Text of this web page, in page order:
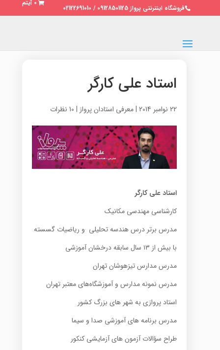
فروشگاه اینترنتی پرواز 09128501125 / 02122691010
0 آیتم
استاد علی کارگر
22 نوامبر 2014 |معرفی استادان پرواز | 10 نظرات
استاد علی کارگر
کارشناسی مهندسی مکانیک
مدرس برتر درس هندسه تحلیلی و ریاضیات گسسته
با بیش از ۱۳ سال سابقه درخشان آموزشی
مدرس مدارس تیزهوشان تهران
مدرس نمونه مدارس و آموزشگاه‌های معتبر تهران
استاد پروازی به شهر های بزرگ کشور
مدرس برنامه های آموزشی صدا و سیما
طراح سؤالات آزمون های آزمایشی کنکور